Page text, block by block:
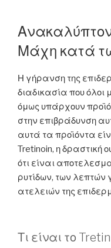
Μάχη κατά
Η γήρανση της
διαδικασία που
όμως υπάρχουν
στην επιβράδυνση
αυτά τα προϊόντα
Tretinoin, η δραστική
ότι είναι
ρυτίδων, των
ατελειών της
Τι είναι το